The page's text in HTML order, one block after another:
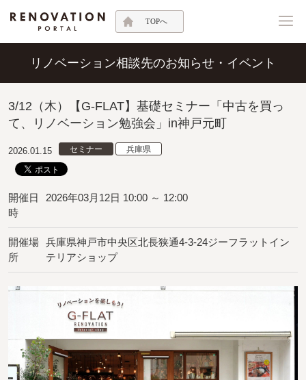
TOPへ
リノベーション相談先のお知らせ・イベント
3/12（木）【G-FLAT】基礎セミナー「中古を買っ
て、リノベーション勉強会」in神戸元町
2026.01.15 セミナー 兵庫県
開催日
時
2026年03月12日 10:00 ～ 12:00
開催場
所
兵庫県神戸市中央区北長狭通4-3-24ジーフラットイン
テリアショップ